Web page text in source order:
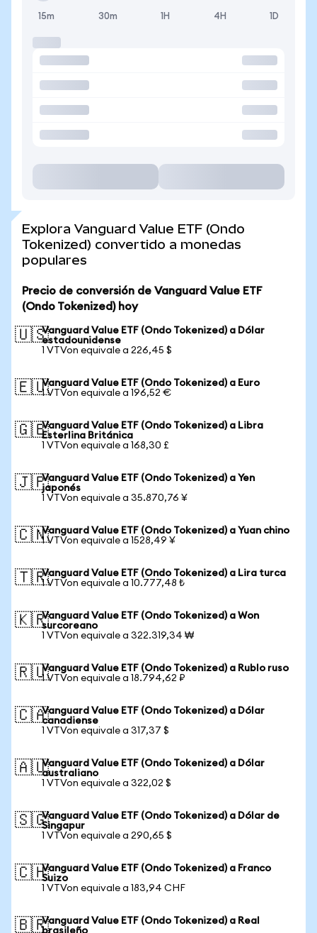
15m 30m 1H 4H 1D
Explora Vanguard Value ETF (Ondo
Tokenized) convertido a monedas
populares
Precio de conversión de Vanguard Value ETF
(Ondo Tokenized) hoy
🇺🇸Vanguard Value ETF (Ondo Tokenized) a Dólar
estadounidense
1 VTVon equivale a 226,45 $
🇪🇺Vanguard Value ETF (Ondo Tokenized) a Euro
1 VTVon equivale a 196,52 €
🇬🇧Vanguard Value ETF (Ondo Tokenized) a Libra
Esterlina Británica
1 VTVon equivale a 168,30 £
🇯🇵Vanguard Value ETF (Ondo Tokenized) a Yen
japonés
1 VTVon equivale a 35.870,76 ¥
🇨🇳Vanguard Value ETF (Ondo Tokenized) a Yuan chino
1 VTVon equivale a 1528,49 ¥
🇹🇷Vanguard Value ETF (Ondo Tokenized) a Lira turca
1 VTVon equivale a 10.777,48 ₺
🇰🇷Vanguard Value ETF (Ondo Tokenized) a Won
surcoreano
1 VTVon equivale a 322.319,34 ₩
🇷🇺Vanguard Value ETF (Ondo Tokenized) a Rublo ruso
1 VTVon equivale a 18.794,62 ₽
🇨🇦Vanguard Value ETF (Ondo Tokenized) a Dólar
canadiense
1 VTVon equivale a 317,37 $
🇦🇺Vanguard Value ETF (Ondo Tokenized) a Dólar
australiano
1 VTVon equivale a 322,02 $
🇸🇬Vanguard Value ETF (Ondo Tokenized) a Dólar de
Singapur
1 VTVon equivale a 290,65 $
🇨🇭Vanguard Value ETF (Ondo Tokenized) a Franco
Suizo
1 VTVon equivale a 183,94 CHF
🇧🇷Vanguard Value ETF (Ondo Tokenized) a Real
brasileño